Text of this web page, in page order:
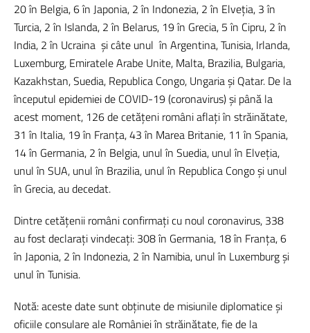
20 în Belgia, 6 în Japonia, 2 în Indonezia, 2 în Elveția, 3 în
Turcia, 2 în Islanda, 2 în Belarus, 19 în Grecia, 5 în Cipru, 2 în
India, 2 în Ucraina și câte unul în Argentina, Tunisia, Irlanda,
Luxemburg, Emiratele Arabe Unite, Malta, Brazilia, Bulgaria,
Kazakhstan, Suedia, Republica Congo, Ungaria și Qatar. De la
începutul epidemiei de COVID-19 (coronavirus) și până la
acest moment, 126 de cetățeni români aflați în străinătate,
31 în Italia, 19 în Franța, 43 în Marea Britanie, 11 în Spania,
14 în Germania, 2 în Belgia, unul în Suedia, unul în Elveția,
unul în SUA, unul în Brazilia, unul în Republica Congo și unul
în Grecia, au decedat.
Dintre cetățenii români confirmați cu noul coronavirus, 338
au fost declarați vindecați: 308 în Germania, 18 în Franța, 6
în Japonia, 2 în Indonezia, 2 în Namibia, unul în Luxemburg și
unul în Tunisia.
Notă: aceste date sunt obținute de misiunile diplomatice și
oficiile consulare ale României în străinătate, fie de la